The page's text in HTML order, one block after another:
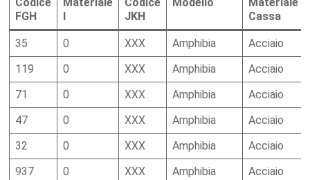
Codice
FGH
Materiale
Codice
JKH
Modello
Materiale
Cassa
35 0 XXX Amphibia
Acciaio
119
0 XXX Amphibia
Acciaio
71
0 XXX Amphibia
Acciaio
47
0 XXX Amphibia
Acciaio
32
0 XXX Amphibia
Acciaio
937
0 XXX Amphibia
Acciaio